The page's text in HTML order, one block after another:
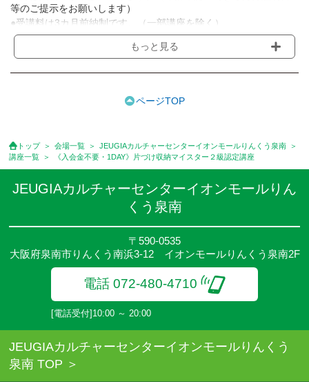
等のご提示をお願いします）
●受講料は3カ月前納制です。（一部講座を除く）
●受講料には運営費として１講座につき月額770円(税込)が含まれ
ております。また一部の講座では別途傷害保険料も含まれており
用は含まれておりません。
のでご確認ください。
●参加人数が一定に満たない場合、体験や講座開講を中止または延
期することがあります。
●その他、詳しい内容については、ご入会時にご説明をさせていた
もっと見る
ページTOP
トップ 会場一覧
JEUGIAカルチャーセンターイオンモールりんくう泉南
講座一覧
《入会金不要・1DAY》片づけ収納マイスター２級認定講座
JEUGIAカルチャーセンターイオンモールりん
くう泉南
〒590-0535
大阪府泉南市りんくう南浜3-12 イオンモールりんくう泉南2F
電話 072-480-4710
[電話受付]10:00 ～ 20:00
JEUGIAカルチャーセンターイオンモールりんくう
泉南 TOP